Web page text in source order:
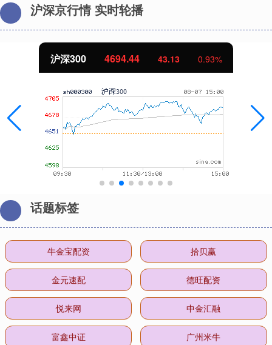
沪深京行情 实时轮播
沪深300 4694.44 43.13 0.93%
话题标签
牛金宝配资 拾贝赢
金元速配 德旺配资
悦来网 中金汇融
富鑫中证 广州米牛